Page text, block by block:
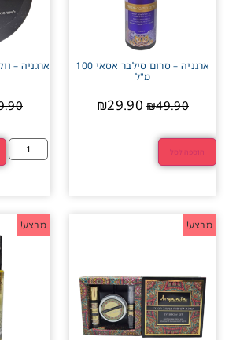
ארגניה – סרום סילבר אסאי 100
מ"ל
₪49.90
₪29.90
הוספה לסל
מבצע! מבצע!